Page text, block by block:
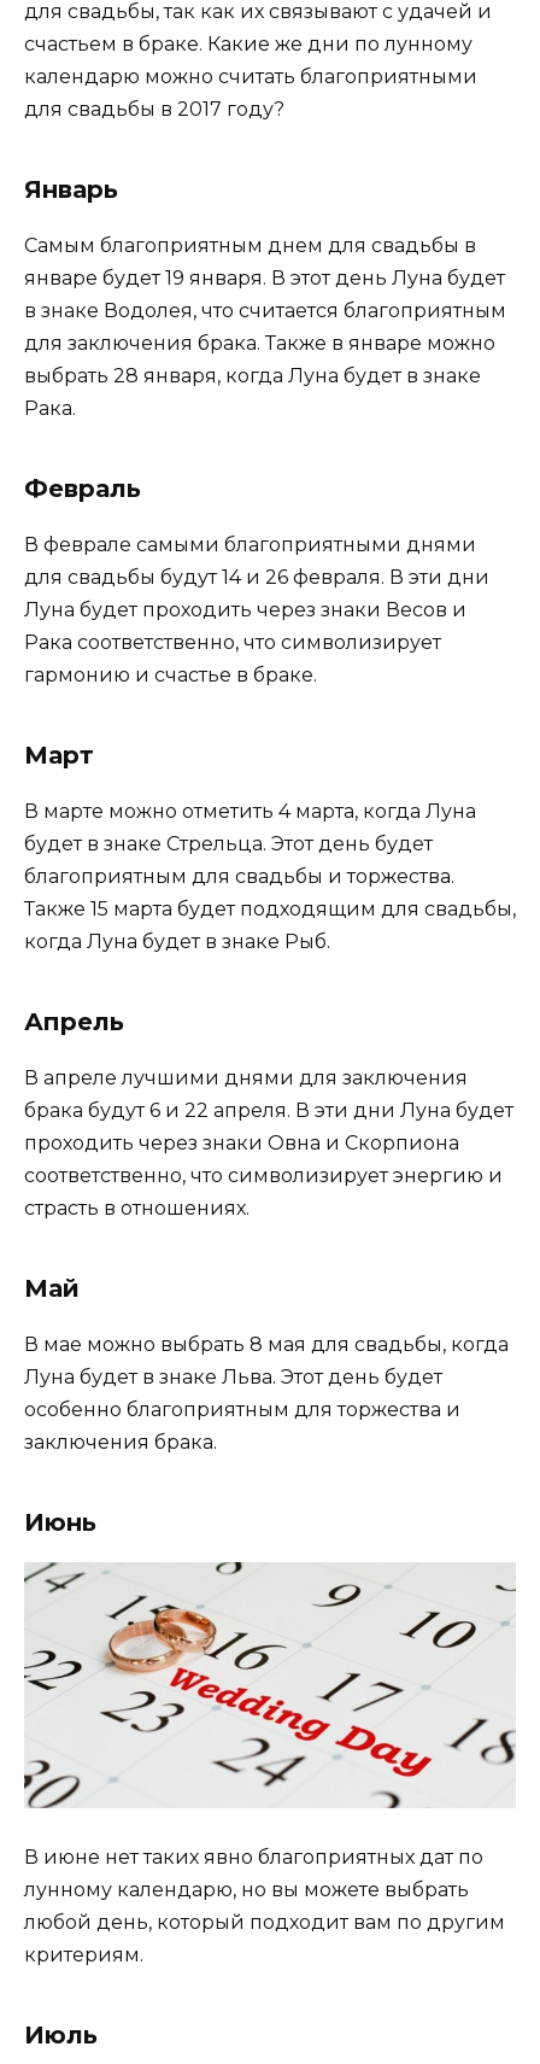
для свадьбы, так как их связывают с удачей и
счастьем в браке. Какие же дни по лунному
календарю можно считать благоприятными
для свадьбы в 2017 году?
Январь
Самым благоприятным днем для свадьбы в
январе будет 19 января. В этот день Луна будет
в знаке Водолея, что считается благоприятным
для заключения брака. Также в январе можно
выбрать 28 января, когда Луна будет в знаке
Рака.
Февраль
В феврале самыми благоприятными днями
для свадьбы будут 14 и 26 февраля. В эти дни
Луна будет проходить через знаки Весов и
Рака соответственно, что символизирует
гармонию и счастье в браке.
Март
В марте можно отметить 4 марта, когда Луна
будет в знаке Стрельца. Этот день будет
благоприятным для свадьбы и торжества.
Также 15 марта будет подходящим для свадьбы,
когда Луна будет в знаке Рыб.
Апрель
В апреле лучшими днями для заключения
брака будут 6 и 22 апреля. В эти дни Луна будет
проходить через знаки Овна и Скорпиона
соответственно, что символизирует энергию и
страсть в отношениях.
Май
В мае можно выбрать 8 мая для свадьбы, когда
Луна будет в знаке Льва. Этот день будет
особенно благоприятным для торжества и
заключения брака.
Июнь
В июне нет таких явно благоприятных дат по
лунному календарю, но вы можете выбрать
любой день, который подходит вам по другим
критериям.
Июль